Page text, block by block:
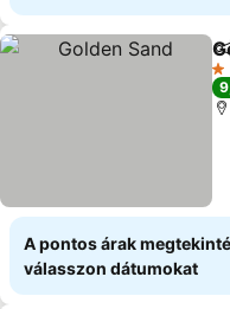
1
A pontos árak
válasszon dátumokat